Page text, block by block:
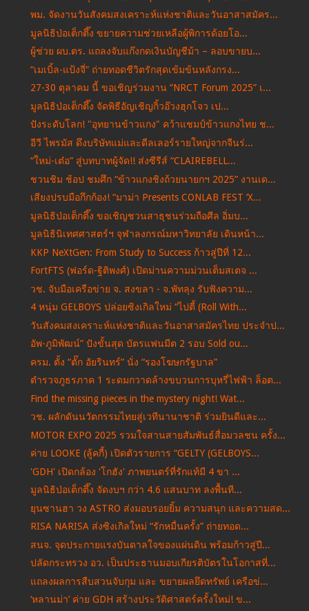
พม. จัดงานวันสังคมสงเคราะห์แห่งชาติและวันอาสาสมัคร...
มูลนิธิป่อเต็กตึ๊ง ขยายความช่วยเหลือผู้พิการด้อยโอ...
ผู้ช่วย ผบ.ตร. แถลงจับแก๊งกดเงินบัญชีม้า – ลอบขายบ...
“เมเบิ้ล-แป้งจี่” ถ่ายทอดชีวิตรักสุดเข้มข้นหลังกรง...
27-30 ตุลาคม นี้ ขอเชิญร่วมงาน “NRCT Forum 2025” เ...
มูลนิธิป่อเต็กตึ๊ง จัดพิธีอัญเชิญกิ้วอ๊วงฮุกโจว เป...
ปังระดับโลก! "อุทยานข้าวแกง" คว้าแชมป์ข้าวแกงไทย ช...
อีวี ไพรมัส ดึงบริษัทแม่และดีลเลอร์รายใหญ่จากจีนร่...
“ใหม่-เต๋อ” สู่บทบาทผู้จัด!! ส่งซีรีส์ “CLAIREBELL...
ชวนชิม ช้อป ชมศึก “ข้าวแกงชิงถ้วยนายกฯ 2025” งานเด...
เสียงปรบมือกึกก้อง! “มาม่า Presents CONLAB FEST ‘X...
มูลนิธิป่อเต็กตึ๊ง ขอเชิญชวนสาธุชนร่วมถือศีล อิ่มบ...
มูลนิธินิเทศศาสตร์ฯ จุฬาลงกรณ์มหาวิทยาลัย เดินหน้า...
KKP NeXtGen: From Study to Success ก้าวสู่ปีที่ 12...
FortFTS (ฟอร์ด-ฐิติพงศ์) เปิดม่านความม่วนเต็มสเตจ ...
วช. จับมือเครือข่าย จ. สงขลา - จ.พัทลุง รับฟังความ...
4 หนุ่ม GELBOYS ปล่อยซิงเกิลใหม่ “ไปตี้ (Roll With...
วันสังคมสงเคราะห์แห่งชาติและวันอาสาสมัครไทย ประจำป...
อัพ-ภูมิพัฒน์” ปังขั้นสุด บัตรแฟนมีต 2 รอบ Sold ou...
ครม. ตั้ง “ตั๊ก อัยรินทร์” นั่ง “รองโฆษกรัฐบาล”
ตำรวจภูธรภาค 1 ระดมกวาดล้างขบวนการบุหรี่ไฟฟ้า ล็อต...
Find the missing pieces in the mystery night! Wat...
วช. ผลักดันนวัตกรรมไทยสู่เวทีนานาชาติ ร่วมยินดีและ...
MOTOR EXPO 2025 รวมใจสานสายสัมพันธ์สื่อมวลชน ครั้ง...
ค่าย LOOKE (ลู้คกี้) เปิดตัวรายการ “GELTY (GELBOYS...
'GDH' เปิดกล้อง 'โกฮัง' ภาพยนตร์ที่รักแท้มี 4 ขา ...
มูลนิธิป่อเต็กตึ๊ง จัดงบฯ กว่า 4.6 แสนบาท ลงพื้นที...
ยุนซานฮา วง ASTRO ส่งมอบรอยยิ้ม ความสนุก และความสด...
RISA NARISA ส่งซิงเกิลใหม่ “รักหมื่นครั้ง” ถ่ายทอด...
สนจ. จุดประกายแรงบันดาลใจของแผ่นดิน พร้อมก้าวสู่ปี...
ปลัดกระทรวง อว. เป็นประธานมอบเกียรติบัตรในโอกาสที่...
แถลงผลการสืบสวนจับกุม และ ขยายผลยึดทรัพย์ เครือข่...
‘หลานม่า’ ค่าย GDH สร้างประวัติศาสตร์ครั้งใหม่! ข...